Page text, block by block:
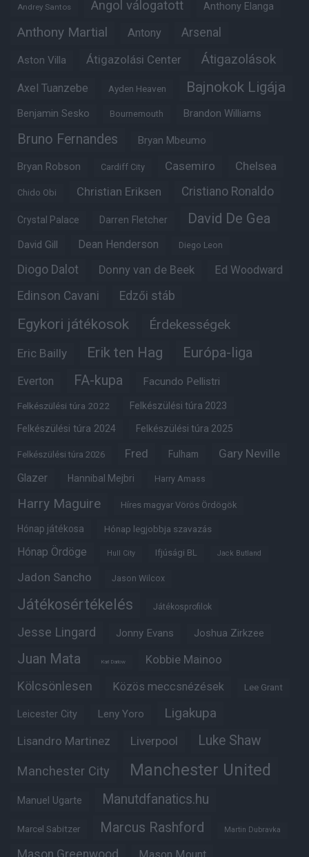
Andrey Santos Angol válogatott Anthony Elanga
Anthony Martial Antony Arsenal
Aston Villa Átigazolási Center Átigazolások
Axel Tuanzebe Ayden Heaven Bajnokok Ligája
Benjamin Sesko Bournemouth Brandon Williams
Bruno Fernandes Bryan Mbeumo
Bryan Robson Cardiff City Casemiro Chelsea
Chido Obi Christian Eriksen Cristiano Ronaldo
Crystal Palace Darren Fletcher David De Gea
David Gill Dean Henderson Diego Leon
Diogo Dalot Donny van de Beek Ed Woodward
Edinson Cavani Edzői stáb
Egykori játékosok Érdekességek
Eric Bailly Erik ten Hag Európa-liga
Everton FA-kupa Facundo Pellistri
Felkészülési túra 2022 Felkészülési túra 2023
Felkészülési túra 2024 Felkészülési túra 2025
Felkészülési túra 2026 Fred Fulham Gary Neville
Glazer Hannibal Mejbri Harry Amass
Harry Maguire Híres magyar Vörös Ördögök
Hónap játékosa Hónap legjobbja szavazás
Hónap Ördöge Hull City Ifjúsági BL Jack Butland
Jadon Sancho Jason Wilcox
Játékosértékelés Játékosprofilok
Jesse Lingard Jonny Evans Joshua Zirkzee
Juan Mata Karl Darlow Kobbie Mainoo
Kölcsönlesen Közös meccsnézések Lee Grant
Leicester City Leny Yoro Ligakupa
Lisandro Martinez Liverpool Luke Shaw
Manchester City Manchester United
Manuel Ugarte Manutdfanatics.hu
Marcel Sabitzer Marcus Rashford Martin Dubravka